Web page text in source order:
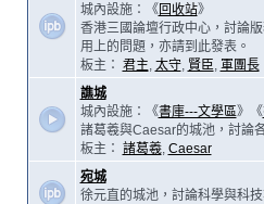
城內設施：《回收站》
香港三國論壇行政中心，討論
用上的問題，亦請到此發表。
板主： 君主, 太守, 賢臣, 軍團長
譙城
城內設施：《書庫---文學區》《
諸葛羲與Caesar的城池，討論
板主： 諸葛羲, Caesar
宛城
徐元直的城池，討論科學與科